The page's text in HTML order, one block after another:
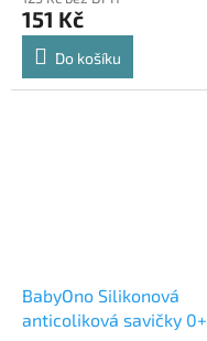
151 Kč
Do košíku
BabyOno Silikonová
anticoliková savičky 0+